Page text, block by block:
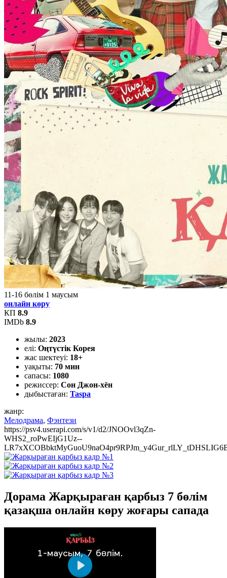
11-16 бөлім 1 маусым
онлайн көру
КП 8.9
IMDb 8.9
жылы: 2023
елі: Оңтүстік Корея
жас шектеуі: 18+
уақыты: 70 мин
сапасы: 1080
режиссер: Сон Джон-хён
дыбыстаған: Taspa
жанр:
Мелодрама, Фэнтези
https://psv4.userapi.com/s/v1/d2/JNOOvl3qZn-
WHS2_roPwEIjG1Uz--
Дорама Жарқыраған қарбыз 7 бөлім
қазақша онлайн көру жоғары сапада